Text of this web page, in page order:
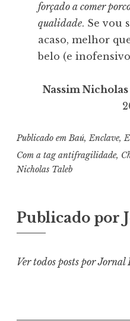
forçado a comer
qualidade. Se vou
acaso, melhor
belo (e
Nassim
Publicado emBaú,Enclave,
Com a tagantifragilidade,
Nicholas Taleb
Publicado por
Ver todos posts por Jornal